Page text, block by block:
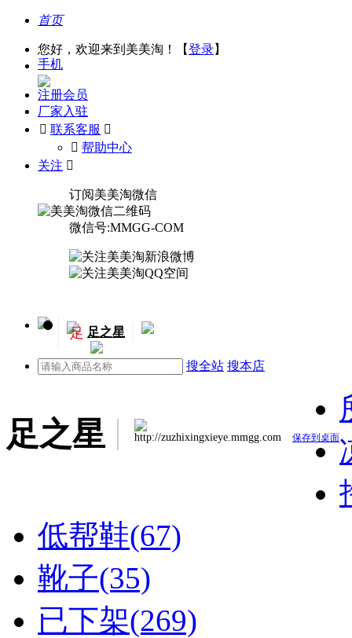
首页
您好，欢迎来到美美淘！【登录】
手机
注册会员
厂家入驻
 联系客服 
󰅃 帮助中心
关注 
订阅美美淘微信
微信号:MMGG-COM
足 足之星
搜全站 搜本店
足之星 http://zuzhixingxieye.mmgg.com 保存到桌面
低帮鞋(67)
靴子(35)
已下架(269)